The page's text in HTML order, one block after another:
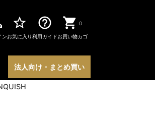
ン
star_border
お気に入り
help_outline
利用ガイド
0
お買い物カゴ
法人向け・まとめ買い